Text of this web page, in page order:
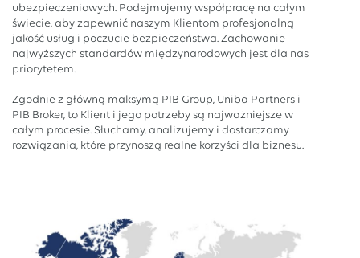
ubezpieczeniowych. Podejmujemy współpracę na całym
świecie, aby zapewnić naszym Klientom profesjonalną
jakość usług i poczucie bezpieczeństwa. Zachowanie
najwyższych standardów międzynarodowych jest dla nas
priorytetem.
Zgodnie z główną maksymą PIB Group, Uniba Partners i
PIB Broker, to Klient i jego potrzeby są najważniejsze w
całym procesie. Słuchamy, analizujemy i dostarczamy
rozwiązania, które przynoszą realne korzyści dla biznesu.